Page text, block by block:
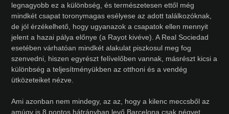
legnagyobb ez a különbség, és természetesen ettől még
mindkét csapat toronymagas esélyese az adott találkozóknak,
de jól érzékelhető, hogy ugyanazok a csapatok ellen mennyit
jelent a hazai pálya előnye (a Rayot kivéve). A Real Sociedad
esetében várhatóan mindkét alakulat piszkosul meg fog
szenvedni, hiszen egyrészt felívelőben vannak, másrészt kicsi a
különbség a teljesítményükben az otthoni és a vendég
ütközeteiket nézve.
Ami azonban nem mindegy, az az, hogy a kilenc meccsből az
amúgy is 8 pontos hátrányban levő Barcelona csak négyet